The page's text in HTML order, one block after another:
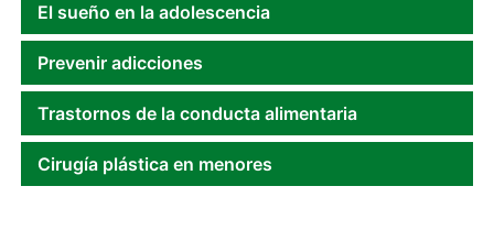
El sueño en la adolescencia
Prevenir adicciones
Trastornos de la conducta alimentaria
Cirugía plástica en menores